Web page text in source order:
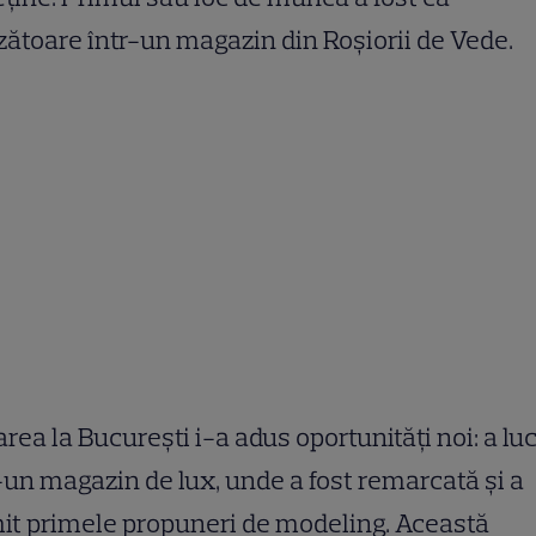
într-un magazin din Roșiorii de Vede.
la București i-a adus oportunități noi: a
magazin de lux, unde a fost remarcată și a
primele propuneri de modeling. Această